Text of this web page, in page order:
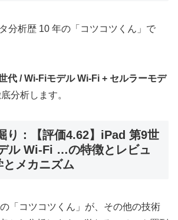
分析歴 10 年の「コツコツくん」で
代 / Wi-Fiモデル Wi-Fi + セルラーモデ
分析します。
り：【評価4.62】iPad 第9世
ル Wi-Fi …の特徴とレビュ
メカニズム
「コツコツくん」が、その他の技術